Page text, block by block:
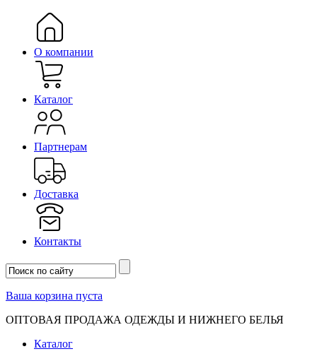
О компании
Каталог
Партнерам
Доставка
Контакты
Ваша корзина пуста
ОПТОВАЯ ПРОДАЖА ОДЕЖДЫ И НИЖНЕГО БЕЛЬЯ
Каталог